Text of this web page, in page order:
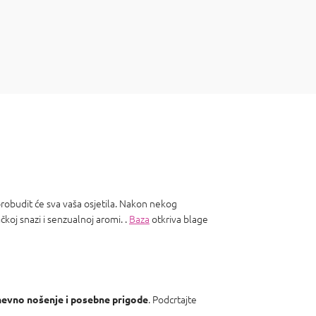
će sva vaša osjetila. Nakon nekog
snazi ​​i senzualnoj aromi. . Baza otkriva blage
nošenje i posebne prigode. Podcrtajte